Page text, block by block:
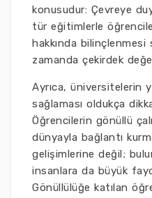
konusudur: Çevreye
tür eğitimlerle
hakkında bilinçlenmesi
zamanda çekirdek
Ayrıca, üniversitelerin
sağlaması oldukça
Öğrencilerin gönüllü
dünyayla bağlantı
gelişimlerine değil;
insanlara da büyük
Gönüllülüğe katılan